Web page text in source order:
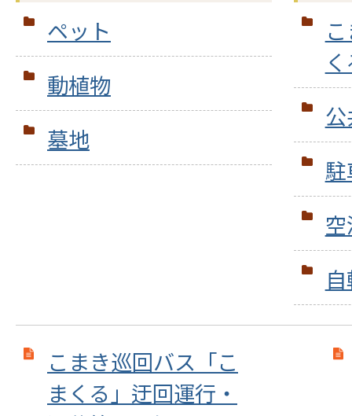
ペット
動植物
墓地
こまき巡回バス「こ
まくる」迂回運行・